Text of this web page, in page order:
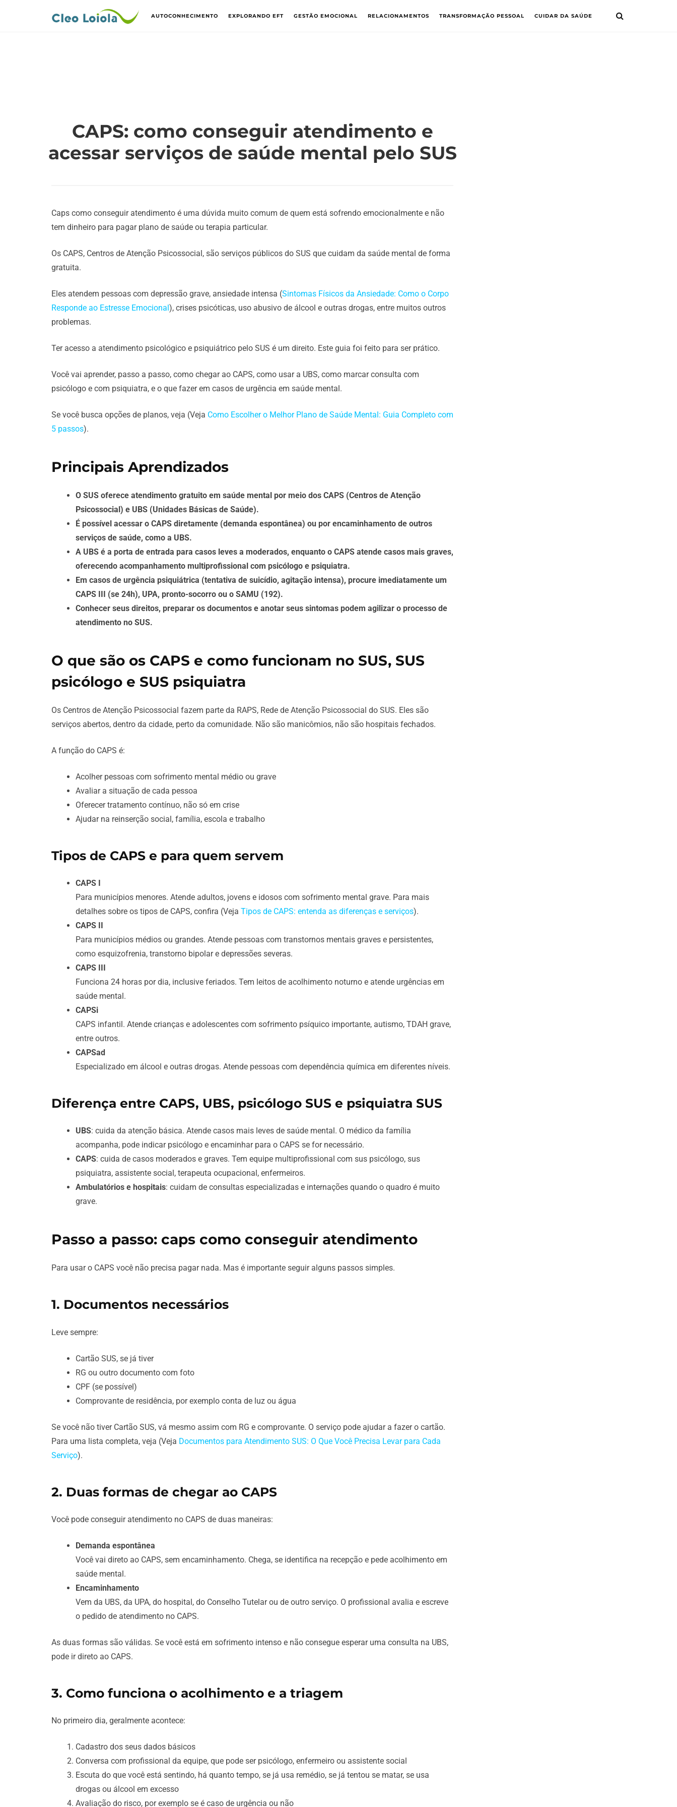
AUTOCONHECIMENTO EXPLORANDO EFT GESTÃO EMOCIONAL RELACIONAMENTOS TRANSFORMAÇÃO PESSOAL CUIDAR DA SAÚDE
CAPS: como conseguir atendimento e
acessar serviços de saúde mental pelo SUS
Caps como conseguir atendimento é uma dúvida muito comum de quem está sofrendo emocionalmente e não
tem dinheiro para pagar plano de saúde ou terapia particular.
Os CAPS, Centros de Atenção Psicossocial, são serviços públicos do SUS que cuidam da saúde mental de forma
gratuita.
Eles atendem pessoas com depressão grave, ansiedade intensa (Sintomas Físicos da Ansiedade: Como o Corpo
Responde ao Estresse Emocional), crises psicóticas, uso abusivo de álcool e outras drogas, entre muitos outros
problemas.
Ter acesso a atendimento psicológico e psiquiátrico pelo SUS é um direito. Este guia foi feito para ser prático.
Você vai aprender, passo a passo, como chegar ao CAPS, como usar a UBS, como marcar consulta com
psicólogo e com psiquiatra, e o que fazer em casos de urgência em saúde mental.
Se você busca opções de planos, veja (Veja Como Escolher o Melhor Plano de Saúde Mental: Guia Completo com
5 passos).
Principais Aprendizados
O SUS oferece atendimento gratuito em saúde mental por meio dos CAPS (Centros de Atenção
Psicossocial) e UBS (Unidades Básicas de Saúde).
É possível acessar o CAPS diretamente (demanda espontânea) ou por encaminhamento de outros
serviços de saúde, como a UBS.
A UBS é a porta de entrada para casos leves a moderados, enquanto o CAPS atende casos mais graves,
oferecendo acompanhamento multiprofissional com psicólogo e psiquiatra.
Em casos de urgência psiquiátrica (tentativa de suicídio, agitação intensa), procure imediatamente um
CAPS III (se 24h), UPA, pronto-socorro ou o SAMU (192).
Conhecer seus direitos, preparar os documentos e anotar seus sintomas podem agilizar o processo de
atendimento no SUS.
O que são os CAPS e como funcionam no SUS, SUS
psicólogo e SUS psiquiatra
Os Centros de Atenção Psicossocial fazem parte da RAPS, Rede de Atenção Psicossocial do SUS. Eles são
serviços abertos, dentro da cidade, perto da comunidade. Não são manicômios, não são hospitais fechados.
A função do CAPS é:
Acolher pessoas com sofrimento mental médio ou grave
Avaliar a situação de cada pessoa
Oferecer tratamento contínuo, não só em crise
Ajudar na reinserção social, família, escola e trabalho
Tipos de CAPS e para quem servem
CAPS I
Para municípios menores. Atende adultos, jovens e idosos com sofrimento mental grave. Para mais
detalhes sobre os tipos de CAPS, confira (Veja Tipos de CAPS: entenda as diferenças e serviços).
CAPS II
Para municípios médios ou grandes. Atende pessoas com transtornos mentais graves e persistentes,
como esquizofrenia, transtorno bipolar e depressões severas.
CAPS III
Funciona 24 horas por dia, inclusive feriados. Tem leitos de acolhimento noturno e atende urgências em
saúde mental.
CAPSi
CAPS infantil. Atende crianças e adolescentes com sofrimento psíquico importante, autismo, TDAH grave,
entre outros.
CAPSad
Especializado em álcool e outras drogas. Atende pessoas com dependência química em diferentes níveis.
Diferença entre CAPS, UBS, psicólogo SUS e psiquiatra SUS
UBS: cuida da atenção básica. Atende casos mais leves de saúde mental. O médico da família
acompanha, pode indicar psicólogo e encaminhar para o CAPS se for necessário.
CAPS: cuida de casos moderados e graves. Tem equipe multiprofissional com sus psicólogo, sus
psiquiatra, assistente social, terapeuta ocupacional, enfermeiros.
Ambulatórios e hospitais: cuidam de consultas especializadas e internações quando o quadro é muito
grave.
Passo a passo: caps como conseguir atendimento
Para usar o CAPS você não precisa pagar nada. Mas é importante seguir alguns passos simples.
1. Documentos necessários
Leve sempre:
Cartão SUS, se já tiver
RG ou outro documento com foto
CPF (se possível)
Comprovante de residência, por exemplo conta de luz ou água
Se você não tiver Cartão SUS, vá mesmo assim com RG e comprovante. O serviço pode ajudar a fazer o cartão.
Para uma lista completa, veja (Veja Documentos para Atendimento SUS: O Que Você Precisa Levar para Cada
Serviço).
2. Duas formas de chegar ao CAPS
Você pode conseguir atendimento no CAPS de duas maneiras:
Demanda espontânea
Você vai direto ao CAPS, sem encaminhamento. Chega, se identifica na recepção e pede acolhimento em
saúde mental.
Encaminhamento
Vem da UBS, da UPA, do hospital, do Conselho Tutelar ou de outro serviço. O profissional avalia e escreve
o pedido de atendimento no CAPS.
As duas formas são válidas. Se você está em sofrimento intenso e não consegue esperar uma consulta na UBS,
pode ir direto ao CAPS.
3. Como funciona o acolhimento e a triagem
No primeiro dia, geralmente acontece:
Cadastro dos seus dados básicos
Conversa com profissional da equipe, que pode ser psicólogo, enfermeiro ou assistente social
Escuta do que você está sentindo, há quanto tempo, se já usa remédio, se já tentou se matar, se usa
drogas ou álcool em excesso
Avaliação do risco, por exemplo se é caso de urgência ou não